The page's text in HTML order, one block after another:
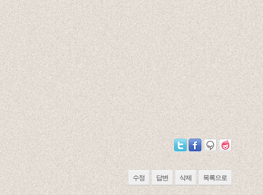
수정 답변 삭제 목록으로